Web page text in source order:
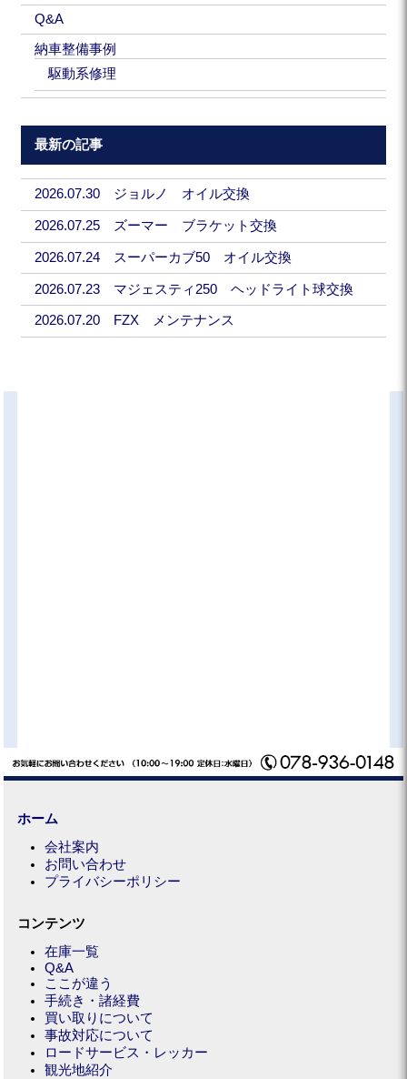
Q&A
納車整備事例
駆動系修理
最新の記事
2026.07.30 ジョルノ オイル交換
2026.07.25 ズーマー ブラケット交換
2026.07.24 スーパーカブ50 オイル交換
2026.07.23 マジェスティ250 ヘッドライト球交換
2026.07.20 FZX メンテナンス
ホーム
会社案内
お問い合わせ
プライバシーポリシー
コンテンツ
在庫一覧
Q&A
ここが違う
手続き・諸経費
買い取りについて
事故対応について
ロードサービス・レッカー
観光地紹介